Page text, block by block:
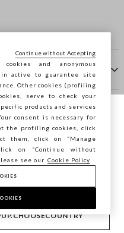
- Cap. Soc.
-2.4.0
vrei să
România
and anonymous
active to guarantee site
Other cookies (profiling
serve to check your
products and services
consent is necessary for
the profiling cookies, click
them, click on “Manage
on “Continue without
see our Cookie Policy
Continue without Accepting